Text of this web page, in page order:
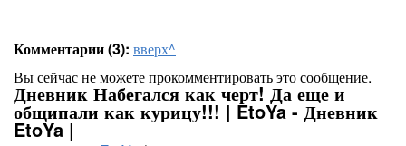
Комментарии (3): вверх^
Вы сейчас не можете прокомментировать это сообщение.
Дневник Набегался как черт! Да еще и
общипали как курицу!!! | EtoYa - Дневник
EtoYa |